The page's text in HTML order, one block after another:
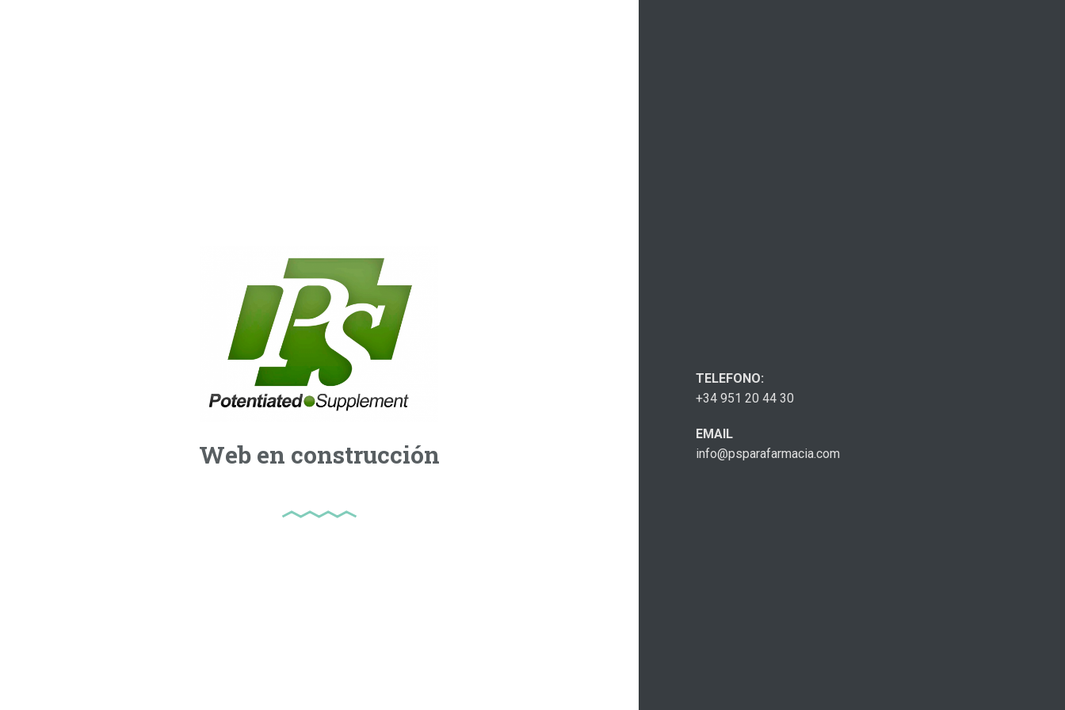
Web en construcción
TELEFONO:
+34 951 20 44 30
EMAIL
info@psparafarmacia.com